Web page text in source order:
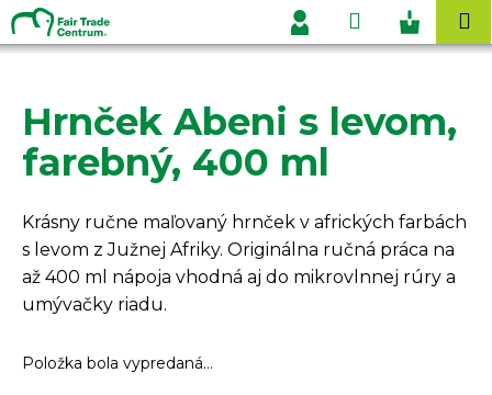
Prejsť
na
obsah
Hľadať
Prihlásenie
Hrnček Abeni s levom,
farebný, 400 ml
Krásny ručne maľovaný hrnček v afrických farbách
s levom z Južnej Afriky. Originálna ručná práca na
až 400 ml nápoja vhodná aj do mikrovlnnej rúry a
umývačky riadu.
Položka bola vypredaná…
K
o
Späť
Späť
Č
o
p
o
t
r
e
b
u
j